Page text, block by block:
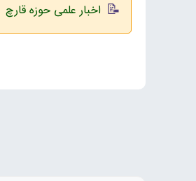
اخبار علمی حوزه قارچ